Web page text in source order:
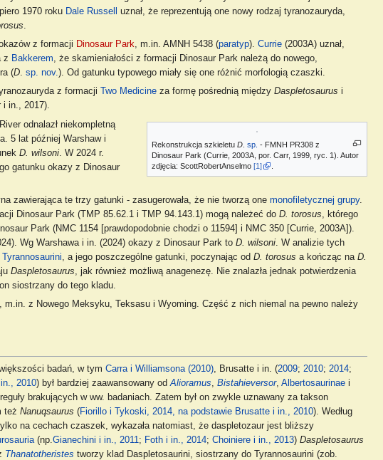
1970 roku Dale Russell
uznał, że reprezentują one nowy rodzaj tyranozauryda,
.
z formacji Dinosaur Park, m.in. AMNH 5438 (paratyp). Currie(2003A) uznał,
z Bakkerem, że skamieniałości z formacji Dinosaur Park należą do nowego,
(D. sp. nov.). Od gatunku typowego miały się one różnić morfologią czaszki.
z formacji Two Medicineza formę pośrednią między Daspletosaurus i
i in., 2017).
Rekonstrukcja szkieletuD .sp. - FMNH PR308 z
Dinosaur Park (Currie, 2003A, por. Carr, 1999, ryc. 1). Autor
zdjęcia: ScottRobertAnselmo[1]
odnalazł niekompletną
5 lat później Warshaw i
D. wilsoni. W 2024 r.
gatunku okazy z Dinosaur
zawierająca te trzy gatunki - zasugerowała, że nie tworzą one monofiletycznej grupy.
Dinosaur Park (TMP 85.62.1 i TMP 94.143.1) mogą należeć do D. torosus, którego
Park (NMC 1154 [prawdopodobnie chodzi o 11594] i NMC 350 [Currie, 2003A]).
Wg Warshawa i in. (2024) okazy z Dinosaur Park to D. wilsoni. W analizie tych
Tyrannosaurini, a jego poszczególne gatunki, poczynając od D. torosus a kończąc na D.
Daspletosaurus, jak również możliwą anagenezę. Nie znalazła jednak potwierdzenia
siostrzany do tego kladu.
z Nowego Meksyku, Teksasu i Wyoming. Część z nich niemal na pewno należy
badań, w tym Carra i Williamsona (2010), Brusatte i in. (2009; 2010; 2014;
2010) był bardziej zaawansowany od Alioramus Bistahieversor, Albertosaurinaei
reguły brakujących w ww. badaniach. Zatem był on zwykle uznawany za takson
też Nanuqsaurus (Fiorillo i Tykoski, 2014, na podstawie Brusatte i in., 2010). Według
na cechach czaszek, wykazała natomiast, że daspletozaur jest bliższy
(np. Gianechini i in., 2011 ; Foth i in., 2014; Choiniere i in., 2013) Daspletosaurus
Thanatotheristes tworzy klad Daspletosaurini, siostrzany do Tyrannosaurini (zob.